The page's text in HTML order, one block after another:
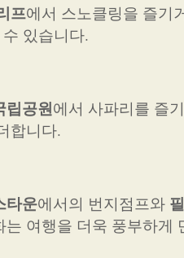
프에서 스노클링을 즐기
있습니다.
립공원에서 사파리를 즐
합니다.
타운에서의 번지점프와
여행을 더욱 풍부하게